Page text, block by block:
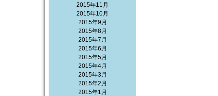
2015年11月
2015年10月
2015年9月
2015年8月
2015年7月
2015年6月
2015年5月
2015年4月
2015年3月
2015年2月
2015年1月